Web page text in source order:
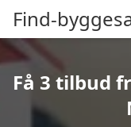
Find-
Få 3 tilbud